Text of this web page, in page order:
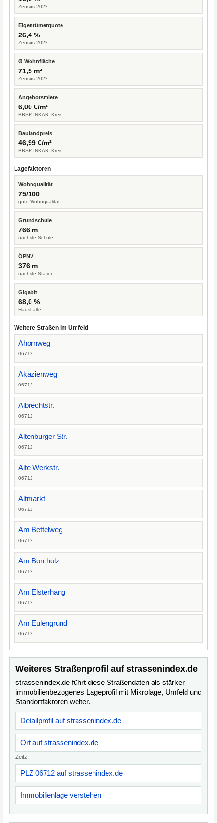
Zensus 2022
Eigentümerquote
26,4 %
Zensus 2022
Ø Wohnfläche
71,5 m²
Zensus 2022
Angebotsmiete
6,00 €/m²
BBSR INKAR, Kreis
Baulandpreis
46,99 €/m²
BBSR INKAR, Kreis
Lagefaktoren
Wohnqualität
75/100
gute Wohnqualität
Grundschule
766 m
nächste Schule
ÖPNV
376 m
nächste Station
Gigabit
68,0 %
Haushalte
Weitere Straßen im Umfeld
Ahornweg
06712
Akazienweg
06712
Albrechtstr.
06712
Altenburger Str.
06712
Alte Werkstr.
06712
Altmarkt
06712
Am Bettelweg
06712
Am Bornholz
06712
Am Elsterhang
06712
Am Eulengrund
06712
Weiteres Straßenprofil auf strassenindex.de
strassenindex.de führt diese Straßendaten als stärker
immobilienbezogenes Lageprofil mit Mikrolage, Umfeld und
Standortfaktoren weiter.
Detailprofil auf strassenindex.de
Ort auf strassenindex.de
Zeitz
PLZ 06712 auf strassenindex.de
Immobilienlage verstehen